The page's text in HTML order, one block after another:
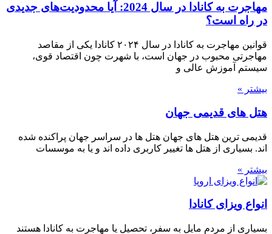
مهاجرت به کانادا در سال 2024: آیا محدودیت‌های جدیدی
در راه است؟
قوانین مهاجرت به کانادا در سال ۲۰۲۴ کانادا یکی از مقاصد
مهاجرتی محبوب در جهان است، با شهرت چون اقتصاد قوی،
سیستم آموزش عالی و
بیشتر »
هتل های قدیمی جهان
قدیمی ترین هتل های جهان هتل ها در سراسر جهان پراکنده شده
اند. بسیاری از هتل ها تغییر کاربری داده اند و یا به موسسات
بیشتر »
انواع ویزای کانادا
بسیاری از مردم مایل به سفر، تحصیل یا مهاجرت به کانادا هستند